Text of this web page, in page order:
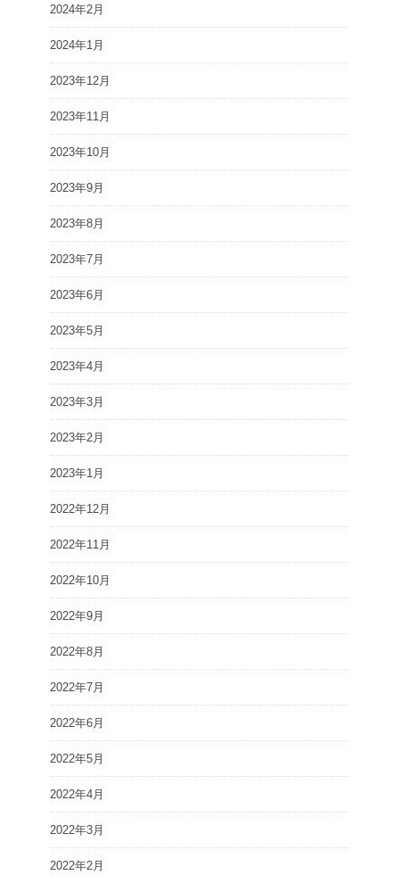
2024年2月
2024年1月
2023年12月
2023年11月
2023年10月
2023年9月
2023年8月
2023年7月
2023年6月
2023年5月
2023年4月
2023年3月
2023年2月
2023年1月
2022年12月
2022年11月
2022年10月
2022年9月
2022年8月
2022年7月
2022年6月
2022年5月
2022年4月
2022年3月
2022年2月